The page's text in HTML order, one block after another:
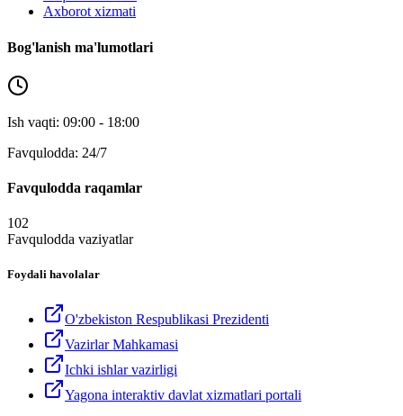
Axborot xizmati
Bog'lanish ma'lumotlari
Ish vaqti: 09:00 - 18:00
Favqulodda: 24/7
Favqulodda raqamlar
102
Favqulodda vaziyatlar
Foydali havolalar
O'zbekiston Respublikasi Prezidenti
Vazirlar Mahkamasi
Ichki ishlar vazirligi
Yagona interaktiv davlat xizmatlari portali